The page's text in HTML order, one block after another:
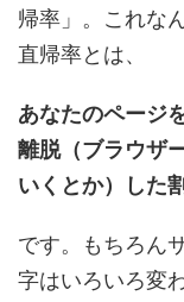
帰率」。これな
直帰率とは、
あなたのページ
離脱（ブラウザ
いくとか）した
です。もちろん
字はいろいろ変